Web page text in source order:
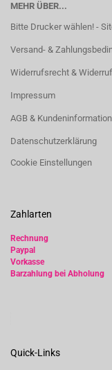
MEHR ÜBER...
Bitte Drucker wählen! -
Versand- &
Widerrufsrecht &
Impressum
AGB & Kundeninformation
Datenschutzerklärung
Cookie Einstellungen
Zahlarten
Rechnung
Paypal
Vorkasse
Barzahlung bei Abholung
Quick-Links